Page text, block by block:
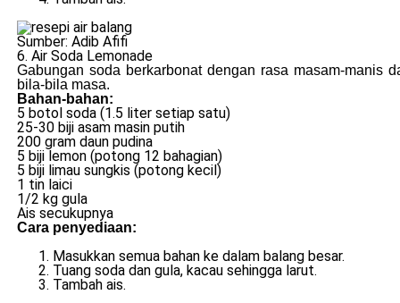
Sumber: Adib Afifi
6. Air Soda Lemonade
Gabungan soda berkarbonat dengan rasa masam-manis
bila-bila masa.
Bahan-bahan:
5 botol soda (1.5 liter setiap satu)
25-30 biji asam masin putih
200 gram daun pudina
5 biji lemon (potong 12 bahagian)
5 biji limau sungkis (potong kecil)
1 tin laici
1/2 kg gula
Ais secukupnya
Cara penyediaan:
Masukkan semua bahan ke dalam balang besar.
Tuang soda dan gula, kacau sehingga larut.
Tambah ais.